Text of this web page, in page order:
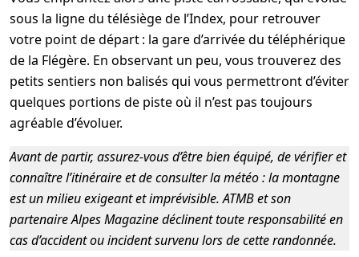
sous la ligne du télésiège de l’Index, pour retrouver
votre point de départ : la gare d’arrivée du téléphérique
de la Flégère. En observant un peu, vous trouverez des
petits sentiers non balisés qui vous permettront d’éviter
quelques portions de piste où il n’est pas toujours
agréable d’évoluer.
Avant de partir, assurez-vous d’être bien équipé, de vérifier et
connaître l’itinéraire et de consulter la météo : la montagne
est un milieu exigeant et imprévisible. ATMB et son
partenaire Alpes Magazine déclinent toute responsabilité en
cas d’accident ou incident survenu lors de cette randonnée.